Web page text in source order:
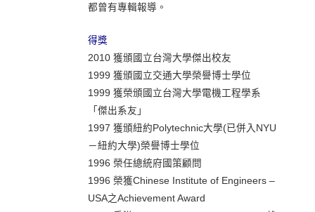
都曾有專輯報導。
得獎
2010 獲頒國立台灣大學傑出校友
1999 獲頒國立交通大學榮譽博士學位
1999 獲榮頒國立台灣大學電機工程學系
「傑出系友」
1997 獲頒紐約Polytechnic大學(已併入NYU
－紐約大學)榮譽博士學位
1996 榮任總統府國策顧問
1996 榮獲Chinese Institute of Engineers –
USA之Achievement Award